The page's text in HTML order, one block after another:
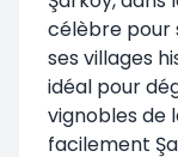
célèbre pour
ses villages
idéal pour
vignobles de
facilement